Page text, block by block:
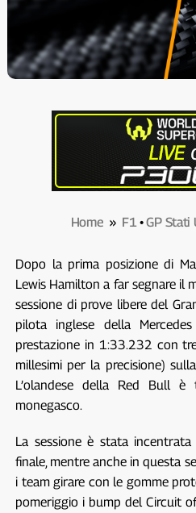
Home » F1•GP Stati
Dopo la prima posizione di
Lewis Hamilton a far segnare il
sessione di prove libere del
pilota inglese della
prestazione in 1:33.232 con
millesimi per la precisione)
L’olandese della Red Bull
monegasco.
La sessione è stata
finale, mentre anche in questa
i team girare con le gomme
pomeriggio i bump del Circuit